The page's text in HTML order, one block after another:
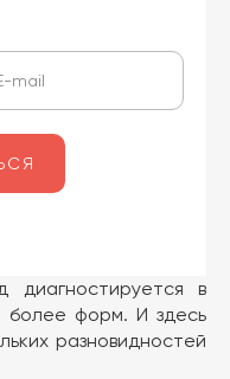
в
более форм. И здесь
разновидностей